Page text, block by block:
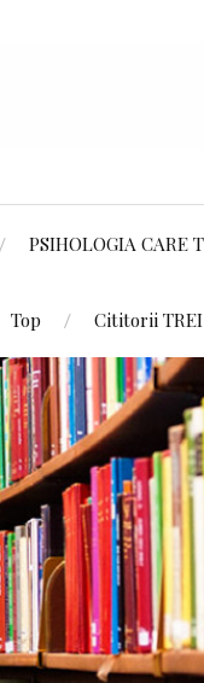
PSIHOLOGIA CARE
Top Cititorii TREI